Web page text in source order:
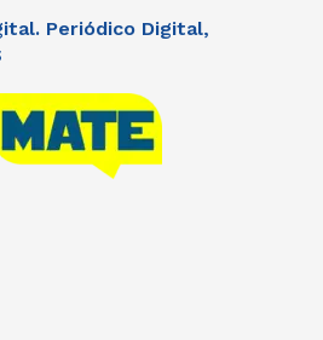
Periódico Digital,